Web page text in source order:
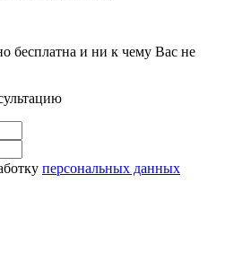
бесплатна и ни к чему Вас не
персональных данных